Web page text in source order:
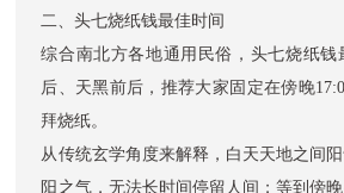
二、头七烧纸钱最佳时间
综合南北方各地通用民俗，头七烧纸钱
后、天黑前后，推荐大家固定在傍晚
拜烧纸。
从传统玄学角度来解释，白天天地之间
阳之气，无法长时间停留人间；等到傍